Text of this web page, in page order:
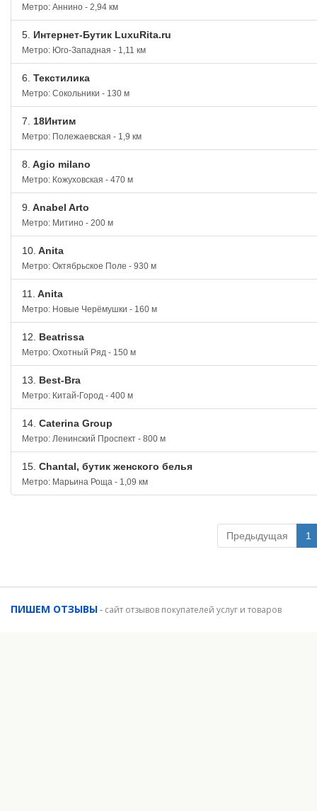
Метро: Аннино - 2,94 км
5. Интернет-Бутик LuxuRita.ru
Метро: Юго-Западная - 1,11 км
6. Текстилика
Метро: Сокольники - 130 м
7. 18Интим
Метро: Полежаевская - 1,9 км
8. Agio milano
Метро: Кожуховская - 470 м
9. Anabel Arto
Метро: Митино - 200 м
10. Anita
Метро: Октябрьское Поле - 930 м
11. Anita
Метро: Новые Черёмушки - 160 м
12. Beatrissa
Метро: Охотный Ряд - 150 м
13. Best-Bra
Метро: Китай-Город - 400 м
14. Caterina Group
Метро: Ленинский Проспект - 800 м
15. Chantal, бутик женского белья
Метро: Марьина Роща - 1,09 км
Предыдущая 1
ПИШЕМ ОТЗЫВЫ- сайт отзывов покупателей услуг и товаров